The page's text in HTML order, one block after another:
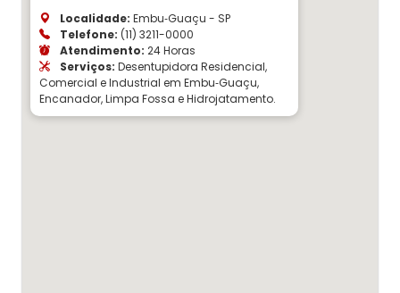
Localidade: Embu‑Guaçu - SP
Telefone: (11) 3211-0000
Atendimento: 24 Horas
Serviços: Desentupidora Residencial,
Comercial e Industrial em Embu‑Guaçu,
Encanador, Limpa Fossa e Hidrojatamento.